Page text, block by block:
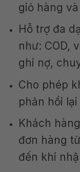
giỏ hàng
Hỗ trợ đa
như: COD,
ghi nợ,
Cho phép
phản hồi
Khách
đơn hàng
đến khi